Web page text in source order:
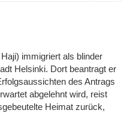
immigriert als blinder
Helsinki. Dort beantragt er
des Antrags
abgelehnt wird, reist
Heimat zurück,